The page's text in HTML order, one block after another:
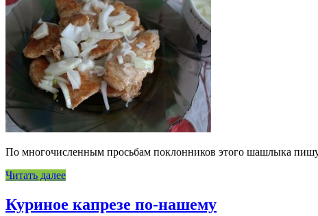
По многочисленным просьбам поклонников этого шашлыка
Читать далее
Куриное капрезе по-нашему